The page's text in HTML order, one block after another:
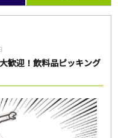
歓迎！飲料品ピッキング